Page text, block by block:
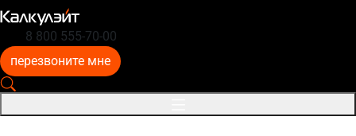
8 800 555-70-00
перезвоните мне